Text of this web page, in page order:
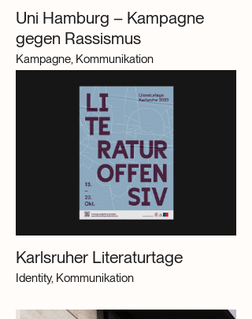
Uni Hamburg – Kampagne
gegen Rassismus
Kampagne, Kommunikation
Karlsruher Literaturtage
Identity, Kommunikation